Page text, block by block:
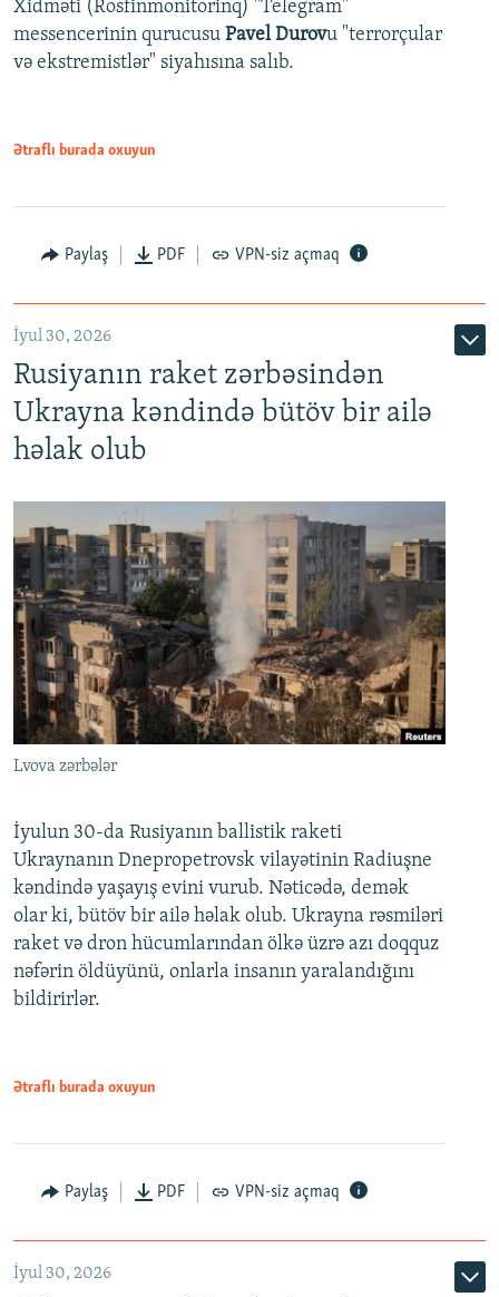
Xidməti (Rosfinmonitorinq) "Telegram"
messencerinin qurucusu Pavel Durovu "terrorçular
və ekstremistlər" siyahısına salıb.
Ətraflı burada oxuyun
Paylaş PDF VPN-siz açmaq
İyul 30, 2026
Rusiyanın raket zərbəsindən
Ukrayna kəndində bütöv bir ailə
həlak olub
Lvova zərbələr
İyulun 30-da Rusiyanın ballistik raketi
Ukraynanın Dnepropetrovsk vilayətinin Radiuşne
kəndində yaşayış evini vurub. Nəticədə, demək
olar ki, bütöv bir ailə həlak olub. Ukrayna rəsmiləri
raket və dron hücumlarından ölkə üzrə azı doqquz
nəfərin öldüyünü, onlarla insanın yaralandığını
bildirirlər.
Ətraflı burada oxuyun
Paylaş PDF VPN-siz açmaq
İyul 30, 2026